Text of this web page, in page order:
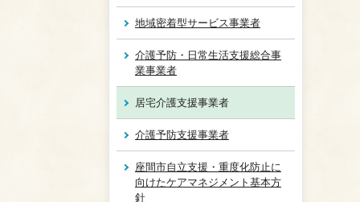
地域密着型サービス事業者
介護予防・日常生活支援総合事
業事業者
居宅介護支援事業者
介護予防支援事業者
座間市自立支援・重度化防止に
向けたケアマネジメント基本方
針